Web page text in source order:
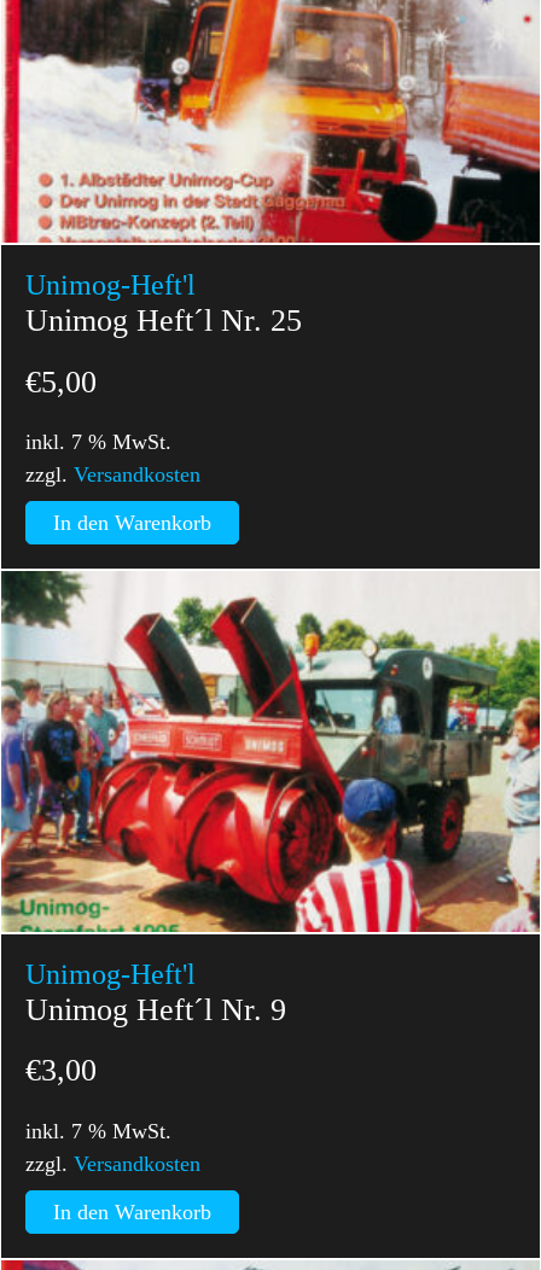
Unimog-Heft'l
Unimog Heft´l Nr. 25
€5,00
inkl. 7 % MwSt.
zzgl.Versandkosten
In den Warenkorb
Unimog-Heft'l
Unimog Heft´l Nr. 9
€3,00
inkl. 7 % MwSt.
zzgl.Versandkosten
In den Warenkorb